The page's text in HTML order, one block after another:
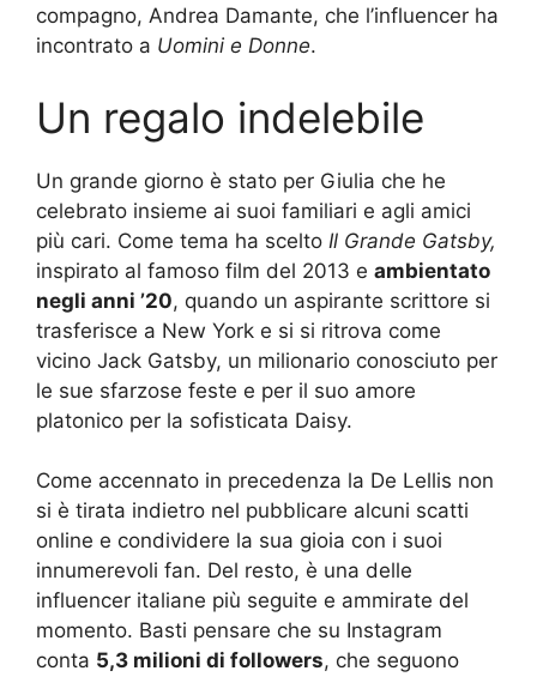
compagno, Andrea Damante, che l’influencer ha
incontrato a Uomini e Donne.
Un regalo indelebile
Un grande giorno è stato per Giulia che he
celebrato insieme ai suoi familiari e agli amici
più cari. Come tema ha scelto Il Grande Gatsby,
inspirato al famoso film del 2013 e ambientato
negli anni ’20, quando un aspirante scrittore si
trasferisce a New York e si si ritrova come
vicino Jack Gatsby, un milionario conosciuto per
le sue sfarzose feste e per il suo amore
platonico per la sofisticata Daisy.
Come accennato in precedenza la De Lellis non
si è tirata indietro nel pubblicare alcuni scatti
online e condividere la sua gioia con i suoi
innumerevoli fan. Del resto, è una delle
influencer italiane più seguite e ammirate del
momento. Basti pensare che su Instagram
conta 5,3 milioni di followers, che seguono